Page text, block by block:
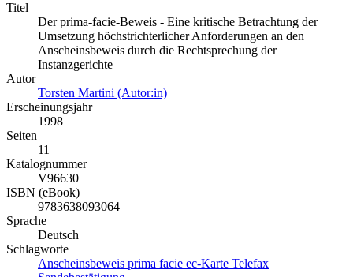
Titel
Der prima-facie-Beweis - Eine kritische Betrachtung der
Umsetzung höchstrichterlicher Anforderungen an den
Anscheinsbeweis durch die Rechtsprechung der
Instanzgerichte
Autor
Torsten Martini (Autor:in)
Erscheinungsjahr
1998
Seiten
11
Katalognummer
V96630
ISBN (eBook)
9783638093064
Sprache
Deutsch
Schlagworte
Anscheinsbeweis prima facie ec-Karte Telefax